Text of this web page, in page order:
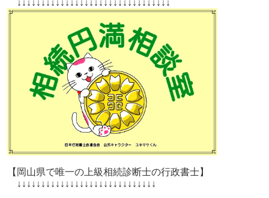
↓↓↓↓↓↓↓↓↓↓↓↓↓↓↓↓↓↓↓↓↓↓↓↓↓↓↓↓↓↓↓↓
【岡山県で唯一の上級相続診断士の行政書士】
↓↓↓↓↓↓↓↓↓↓↓↓↓↓↓↓↓↓↓↓↓↓↓↓↓↓↓↓↓